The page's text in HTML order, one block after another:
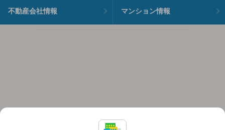
不動産会社情報 マンション情報